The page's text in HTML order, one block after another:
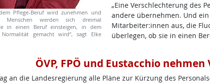
Pflege-Beruf wird zunehmen und
Menschen werden sich dreimal
in einen Beruf einsteigen, in dem
gemacht wird“, sagt Elke
„Eine Verschlechterung des
andere übernehmen. Und
Mitarbeiter:innen aus, die
überlegen, ob sie in einen
ÖVP, FPÖ und Eustacchio
an die Landesregierung alle Pläne zur Kürzung des